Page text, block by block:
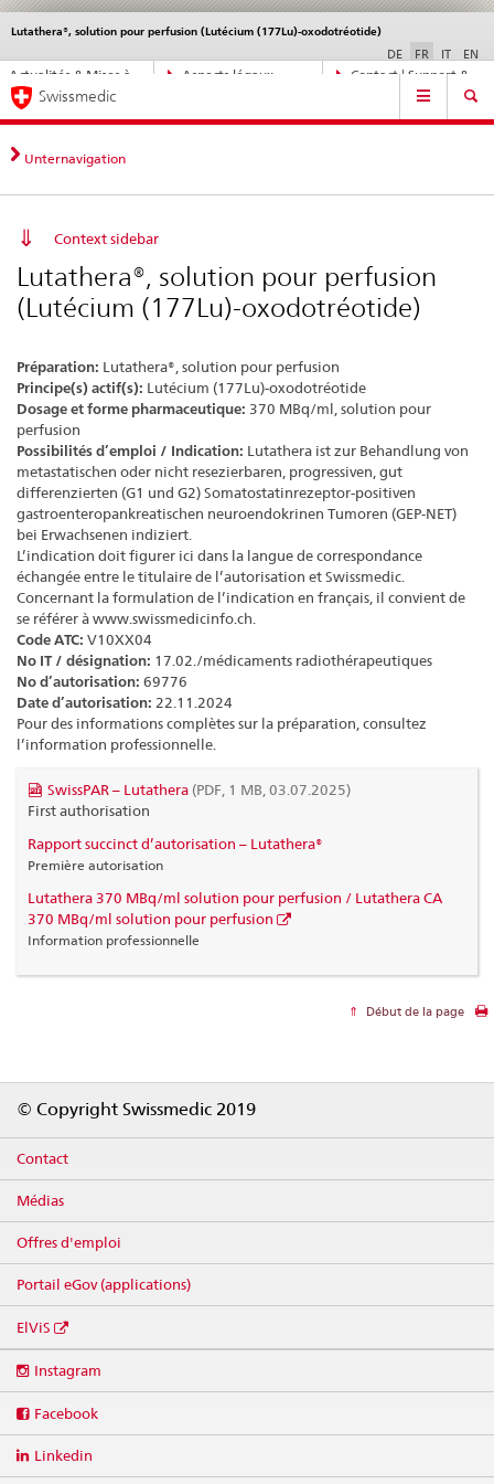
Navigation
directe:
actualités,
juridiques,
Actualités & Mises à
Aspects légaux,
Contact | Support &
Lutathera®, solution pour perfusion (Lutécium (177Lu)-oxodotréotide)
DE FR IT EN
Service
Navigation
Swissmedic
Unternavigation
Context sidebar
Lutathera®, solution pour perfusion
(Lutécium (177Lu)-oxodotréotide)
Préparation: Lutathera®, solution pour perfusion
Principe(s) actif(s): Lutécium (177Lu)-oxodotréotide
Dosage et forme pharmaceutique: 370 MBq/ml, solution pour
perfusion
Possibilités d’emploi / Indication: Lutathera ist zur Behandlung von
metastatischen oder nicht resezierbaren, progressiven, gut
differenzierten (G1 und G2) Somatostatinrezeptor-positiven
gastroenteropankreatischen neuroendokrinen Tumoren (GEP‑NET)
bei Erwachsenen indiziert.
L’indication doit figurer ici dans la langue de correspondance
échangée entre le titulaire de l’autorisation et Swissmedic.
Concernant la formulation de l’indication en français, il convient de
se référer à www.swissmedicinfo.ch.
Code ATC: V10XX04
No IT / désignation: 17.02./médicaments radiothérapeutiques
No d’autorisation: 69776
Date d’autorisation: 22.11.2024
Pour des informations complètes sur la préparation, consultez
l’information professionnelle.
SwissPAR – Lutathera (PDF, 1 MB, 03.07.2025)
First authorisation
Rapport succinct d’autorisation – Lutathera®
Première autorisation
Lutathera 370 MBq/ml solution pour perfusion / Lutathera CA
370 MBq/ml solution pour perfusion
Information professionnelle
Début de la page
© Copyright Swissmedic 2019
Contact
Médias
Offres d'emploi
Portail eGov (applications)
ElViS
media
Instagram
Facebook
Linkedin